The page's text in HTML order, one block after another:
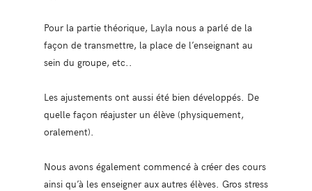
Pour la partie théorique, Layla nous a parlé de la
façon de transmettre, la place de l’enseignant au
sein du groupe, etc..
Les ajustements ont aussi été bien développés. De
quelle façon réajuster un élève (physiquement,
oralement).
Nous avons également commencé à créer des cours
ainsi qu’à les enseigner aux autres élèves. Gros stress